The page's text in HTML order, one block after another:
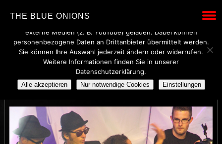
THE BLUE ONIONS
52
Wir verwenden technisch notwendige Cookies, um den Betrieb
dieser Website sicherzustellen. Mit Ihrer Einwilligung werden
externe Medien (z. B. YouTube) geladen. Dabei können
personenbezogene Daten an Drittanbieter übermittelt werden.
Sie können Ihre Auswahl jederzeit ändern oder widerrufen.
Weitere Informationen finden Sie in unserer
Datenschutzerklärung.
Alle akzeptieren Nur notwendige Cookies Einstellungen